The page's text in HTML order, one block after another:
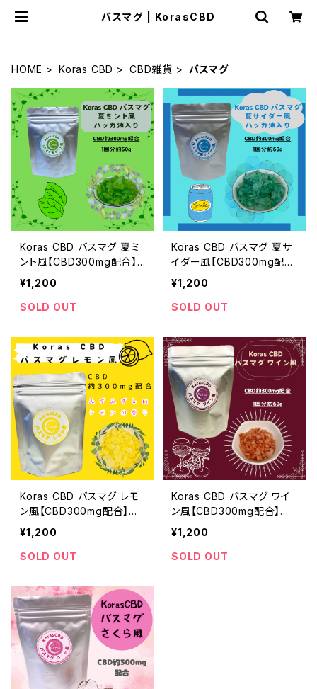
バスマグ | KorasCBD
HOME Koras CBD CBD雑貨 バスマグ
Koras CBD バスマグ 夏ミ
ント風【CBD300mg配合】
送料無料
¥1,200
SOLD OUT
Koras CBD バスマグ 夏サ
イダー風【CBD300mg配
合】送料無料
¥1,200
SOLD OUT
Koras CBD バスマグ レモ
ン風【CBD300mg配合】送
料無料
¥1,200
SOLD OUT
Koras CBD バスマグ ワイ
ン風【CBD300mg配合】送
料無料
¥1,200
SOLD OUT